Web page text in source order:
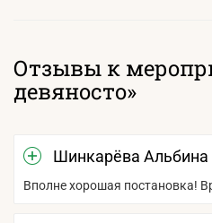
Отзывы к
девяносто»
Шинкарёва Альбина
Вполне хорошая постановка!